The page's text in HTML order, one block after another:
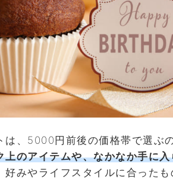
、5000円前後の価格帯で選ぶ
のアイテムや、なかなか手に
みやライフスタイルに合ったも